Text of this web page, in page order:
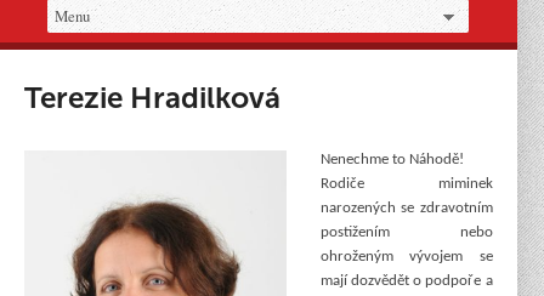
Terezie Hradilková
Nenechme to Náhodě!
Rodiče miminek
narozených se zdravotním
postižením nebo
ohroženým vývojem se
mají dozvědět o podpoře a